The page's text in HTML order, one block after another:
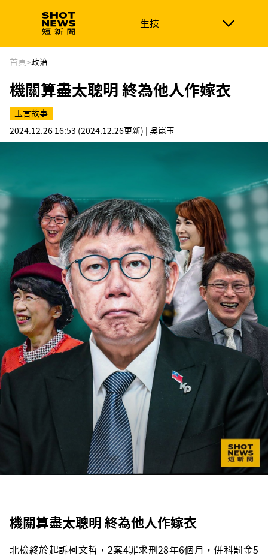
生技
生技 政治
新南向 體育
首頁>政治
機關算盡太聰明 終為他人作嫁衣
玉言故事
2024.12.26 16:53 (2024.12.26更新) | 吳崑玉
機關算盡太聰明 終為他人作嫁衣
北檢終於起訴柯文哲，2案4罪求刑28年6個月，併科罰金5